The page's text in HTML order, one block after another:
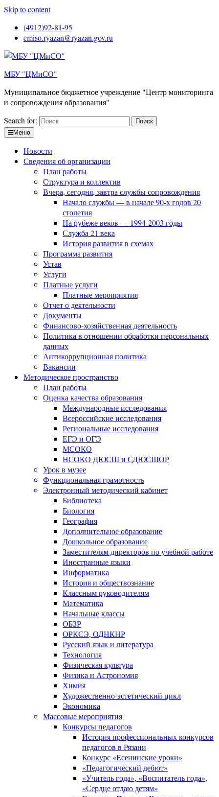
Skip to content
(4912)92-81-95
cmiso.ryazan@ryazan.gov.ru
МБУ "ЦМиСО"
Муниципальное бюджетное учреждение "Центр мониторинга
и сопровождения образования"
Search for:
Меню
Новости
Сведения об организации
План работы
Структура и коллектив
Вчера, сегодня, завтра службы сопровождения
Начало службы — в начале 90-х годов 20
столетия
На рубеже веков — 1994-2003 годы
Служба 21 века
История развития в схемах
Программа развития
Устав
Услуги
Платные услуги
Платные мероприятия
Отчет о деятельности
Документы
Финансово-хозяйственная деятельность
Политика в отношении обработки персональных
данных
Антикоррупционная политика
Вакансии
Методическое пространство
План работы
Оценка качества образования
Международные исследования
Всероссийские исследования
Региональные исследования
ЕГЭ и ОГЭ
МСОКО
НСОКО ДЮСШ и СДЮСШОР
Урок в музее
Функциональная грамотность
Электронный методический кабинет
Библиотека
Биология
География
Дополнительное образование
Дошкольное образование
Заместителям директоров по учебной работе
Иностранные языки
Информатика
История и обществознание
Классным руководителям
Математика
Начальные классы
ОБЗР
ОРКСЭ, ОДНКНР
Русский язык и литература
Технология
Физическая культура
Физика и Астрономия
Химия
Художественно-эстетический цикл
Экономика
Массовые мероприятия
Конкурсы педагогов
История профессиональных конкурсов
педагогов в Рязани
Конкурс «Есенинские уроки»
«Педагогический дебют»
«Учитель года», «Воспитатель года»,
«Сердце отдаю детям»